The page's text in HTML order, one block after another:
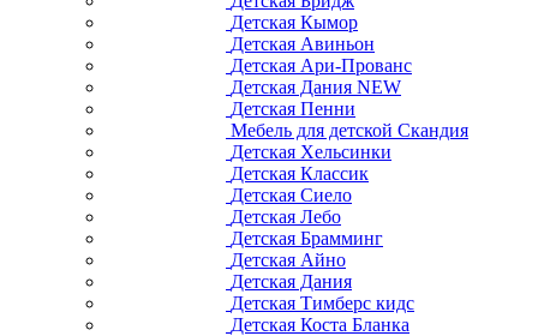
Детская Кымор
Детская Авиньон
Детская Ари-Прованс
Детская Дания NEW
Детская Пенни
Мебель для детской Скандия
Детская Хельсинки
Детская Классик
Детская Сиело
Детская Лебо
Детская Брамминг
Детская Айно
Детская Дания
Детская Тимберс кидс
Детская Коста Бланка